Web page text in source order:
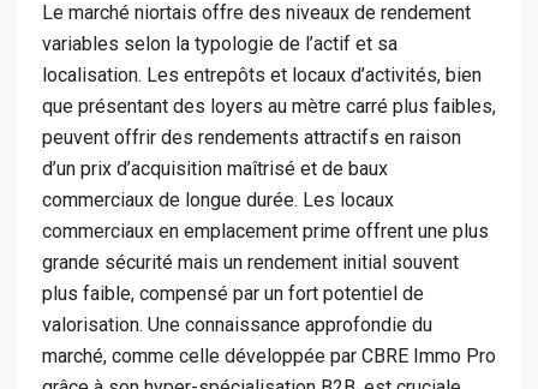
Le marché niortais offre des niveaux de rendement
variables selon la typologie de l’actif et sa
localisation. Les entrepôts et locaux d’activités, bien
que présentant des loyers au mètre carré plus faibles,
peuvent offrir des rendements attractifs en raison
d’un prix d’acquisition maîtrisé et de baux
commerciaux de longue durée. Les locaux
commerciaux en emplacement prime offrent une plus
grande sécurité mais un rendement initial souvent
plus faible, compensé par un fort potentiel de
valorisation. Une connaissance approfondie du
marché, comme celle développée par CBRE Immo Pro